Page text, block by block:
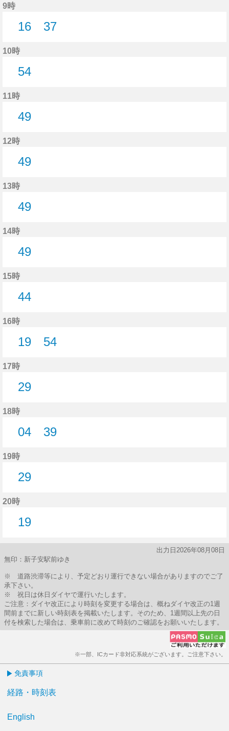
9時
16
37
10時
54
11時
49
12時
49
13時
49
14時
49
15時
44
16時
19
54
17時
29
18時
04
39
19時
29
20時
19
出力日2026年08月08日
無印：新子安駅前ゆき
※ 道路渋滞等により、予定どおり運行できない場合がありますのでご了
承下さい。
※ 祝日は休日ダイヤで運行いたします。
ご注意：ダイヤ改正により時刻を変更する場合は、概ねダイヤ改正の1週
間前までに新しい時刻表を掲載いたします。そのため、1週間以上先の日
付を検索した場合は、乗車前に改めて時刻のご確認をお願いいたします。
※一部、ICカード非対応系統がございます。ご注意下さい。
免責事項
経路・時刻表
English